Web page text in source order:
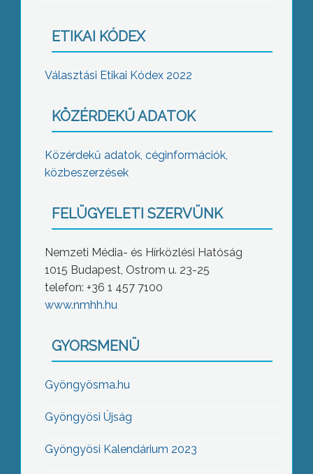
ETIKAI KÓDEX
Választási Etikai Kódex 2022
KÖZÉRDEKŰ ADATOK
Közérdekű adatok, céginformációk,
közbeszerzések
FELÜGYELETI SZERVÜNK
Nemzeti Média- és Hírközlési Hatóság
1015 Budapest, Ostrom u. 23-25
telefon: +36 1 457 7100
www.nmhh.hu
GYORSMENÜ
Gyöngyösma.hu
Gyöngyösi Újság
Gyöngyösi Kalendárium 2023